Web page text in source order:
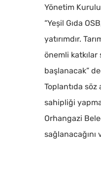
Yönetim Kurulu
“Yeșil Gıda
yatırımdır.
önemli
başlanacak”
Toplantıda
sahipliği
Orhangazi
sağlanacağını